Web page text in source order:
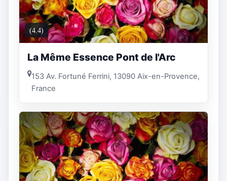
(4.4)
La Même Essence Pont de l'Arc
153 Av. Fortuné Ferrini, 13090 Aix-en-Provence,
France